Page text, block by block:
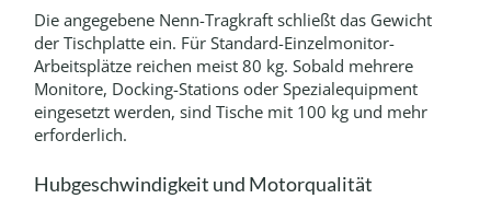
Die angegebene Nenn-Tragkraft schließt das Gewicht
der Tischplatte ein. Für Standard-Einzelmonitor-
Arbeitsplätze reichen meist 80 kg. Sobald mehrere
Monitore, Docking-Stations oder Spezialequipment
eingesetzt werden, sind Tische mit 100 kg und mehr
erforderlich.
Hubgeschwindigkeit und Motorqualität